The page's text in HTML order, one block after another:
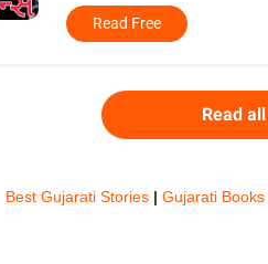
Read Free
Read
Best Gujarati Stories | Gujarati Books